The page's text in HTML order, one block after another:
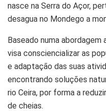
nasce na Serra do Açor,
desagua no Mondego a
Baseado numa
visa consciencializar as
e adaptação das suas
encontrando soluções
rio Ceira, por forma a
de cheias.